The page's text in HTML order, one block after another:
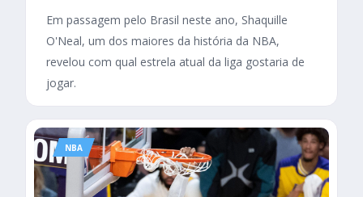
Em passagem pelo Brasil neste ano, Shaquille
O'Neal, um dos maiores da história da NBA,
revelou com qual estrela atual da liga gostaria de
jogar.
NBA